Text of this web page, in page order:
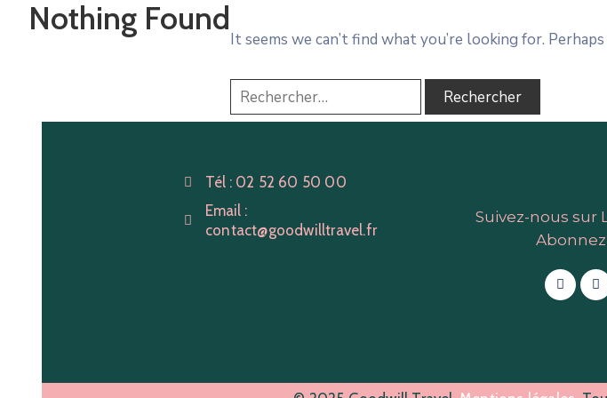
Nothing Found
It seems we can’t find what you’re looking for.
Tél : 02 52 60 50 00
Email :
contact@goodwilltravel.fr
Suivez-nous sur